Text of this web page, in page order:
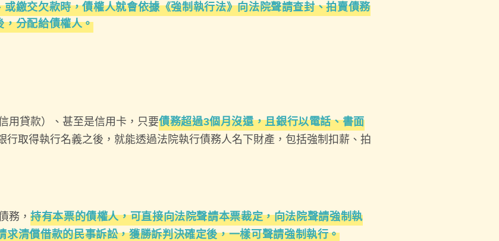
繳交欠款時，債權人就會依據《強制執行法》向法院聲請查封、拍賣債務
，分配給債權人。
用貸款）、甚至是信用卡，只要債務超過3個月沒還，且銀行以電話、書面
行取得執行名義之後，就能透過法院執行債務人名下財產，包括強制扣薪、拍
務， 持有本票的債權人，可直接向法院聲請本票裁定，向法院聲請強制執
清償借款的民事訴訟，獲勝訴判決確定後，一樣可聲請強制執行。